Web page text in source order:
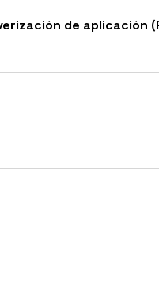
de aplicación